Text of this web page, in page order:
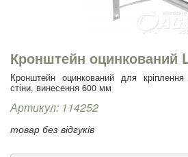
Кронштейн оцинкований
Кронштейн оцинкований для
стіни, винесення 600 мм
Артикул: 114252
товар без відгуків